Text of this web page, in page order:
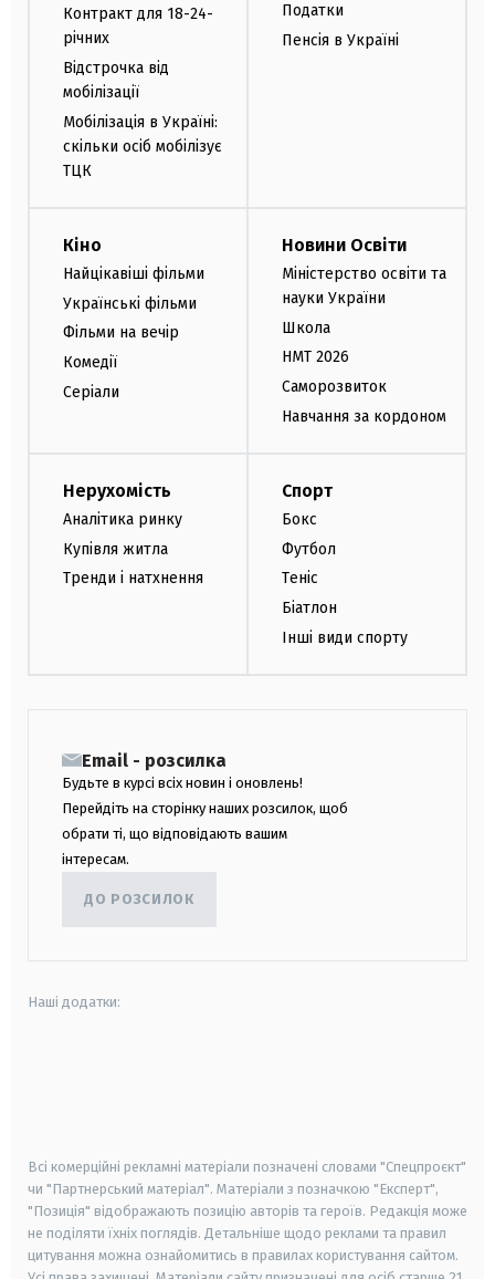
Контракт для 18-24-
річних
Відстрочка від
мобілізації
Мобілізація в Україні:
скільки осіб мобілізує
ТЦК
Податки
Пенсія в Україні
Кіно
Найцікавіші фільми
Українські фільми
Фільми на вечір
Комедії
Серіали
Новини Освіти
Міністерство освіти та
науки України
Школа
НМТ 2026
Саморозвиток
Навчання за кордоном
Нерухомість
Аналітика ринку
Купівля житла
Тренди і натхнення
Спорт
Бокс
Футбол
Теніс
Біатлон
Інші види спорту
Email - розсилка
Будьте в курсі всіх новин і оновлень!
Перейдіть на сторінку наших розсилок, щоб
обрати ті, що відповідають вашим
інтересам.
ДО РОЗСИЛОК
Наші додатки:
Всі комерційні рекламні матеріали позначені словами "Спецпроєкт"
чи "Партнерський матеріал". Матеріали з позначкою "Експерт",
"Позиція" відображають позицію авторів та героїв. Редакція може
не поділяти їхніх поглядів. Детальніше щодо реклами та правил
цитування можна ознайомитись в правилах користування сайтом.